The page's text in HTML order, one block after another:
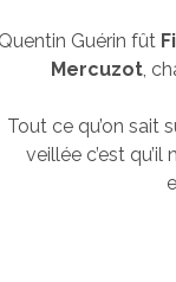
Quentin Guérin fût
Mercuzot,
Tout ce qu’on sait
veillée c’est